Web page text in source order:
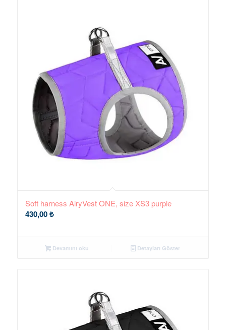
Soft harness AiryVest ONE, size XS3 purple
430,00₺
Devamını oku Detayları Göster